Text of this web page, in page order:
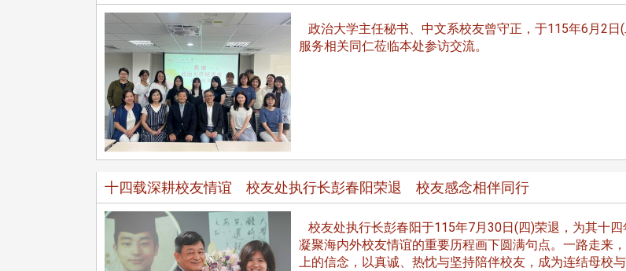
政治大学主任秘书、中文系校友曾守正，于115年6月2日
服务相关同仁莅临本处参访交流。
十四载深耕校友情谊 校友处执行长彭春阳荣退 校友感念相伴同行
校友处执行长彭春阳于115年7月30日(四)荣退，为其十四
凝聚海内外校友情谊的重要历程画下圆满句点。一路走来
上的信念，以真诚、热忱与坚持陪伴校友，成为连结母校
大学主任秘书曾守正率队
校友处 深化校友工作交
大学主任秘书、中文系校友
正，于115年6月2日(二)率政
学校友服务相关同仁莅临本 ...
十四载深耕校友情谊 校友处
执行长彭春阳荣退 校友感念
相伴同行
校友处执行长彭春阳于115年7月
30日(四)荣退，为其十四年来深耕
校友服务、凝聚海内外校友情 ...
任 携手校友共创淡江新里程
淡江大学于115年7月30日(四)举
办布达暨单位主管交接典礼。115
学年度校友服务暨资源发展 ...
聘任许辉
月31日(五
24日(三)下